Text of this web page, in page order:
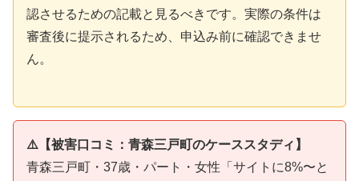
認させるための記載と見るべきです。実際の条件は
審査後に提示されるため、申込み前に確認できませ
ん。
⚠️【被害口コミ：青森三戸町のケーススタディ】
青森三戸町・37歳・パート・女性「サイトに8%〜と